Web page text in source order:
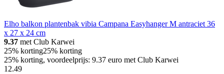
Elho balkon plantenbak vibia Campana Easyhanger M antraciet 36
x 27 x 24 cm
9.37 met Club Karwei
25% korting25% korting
25% korting, voordeelprijs: 9.37 euro met Club Karwei
12.49